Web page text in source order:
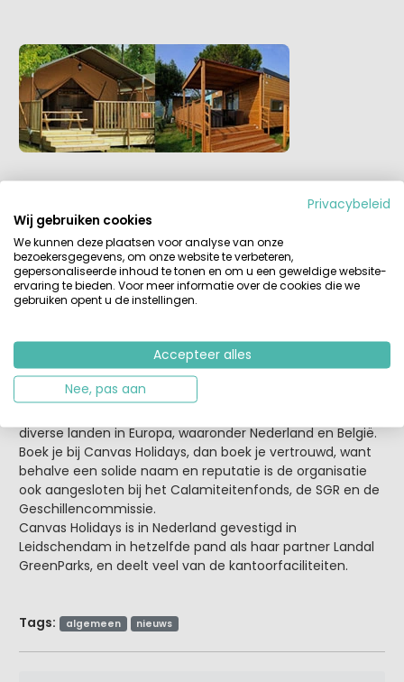
Over Canvas Holidays Nederland
Canvas Holidays heeft nu ruim 80 campings in alle
belangrijke vakantielanden in Europa in het programma,
waarbij je kunt kiezen uit luxe compleet ingerichte
accommodatie als bungalowtenten, safaritenten,
accommodatie van Canvas, of chalets en bungalows die
bemiddeld worden voor de camping.
Sinds 1995 is Canvas Holidays onderdeel van het Engelse
diverse landen in Europa, waaronder Nederland en België.
Boek je bij Canvas Holidays, dan boek je vertrouwd, want
behalve een solide naam en reputatie is de organisatie
ook aangesloten bij het Calamiteitenfonds, de SGR en de
Geschillencommissie.
Canvas Holidays is in Nederland gevestigd in
Leidschendam in hetzelfde pand als haar partner Landal
GreenParks, en deelt veel van de kantoorfaciliteiten.
Tags: algemeen nieuws
Privacybeleid
Wij gebruiken cookies
We kunnen deze plaatsen voor analyse van onze
bezoekersgegevens, om onze website te verbeteren,
gepersonaliseerde inhoud te tonen en om u een geweldige website-
ervaring te bieden. Voor meer informatie over de cookies die we
gebruiken opent u de instellingen.
Accepteer alles
Nee, pas aan